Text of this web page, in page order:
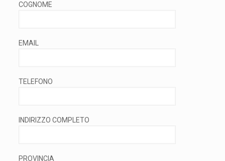
COGNOME
EMAIL
TELEFONO
INDIRIZZO COMPLETO
PROVINCIA